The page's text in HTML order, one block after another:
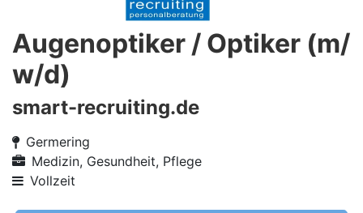
Augenoptiker / Optiker (m/
w/d)
smart-recruiting.de
Germering
Medizin, Gesundheit, Pflege
Vollzeit